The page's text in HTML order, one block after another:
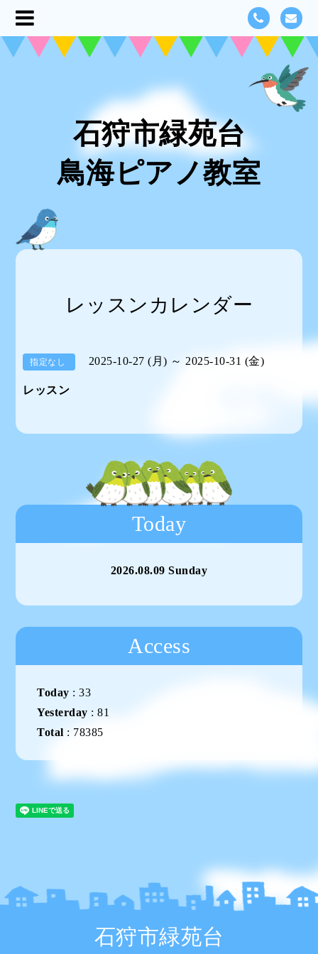
石狩市緑苑台
鳥海ピアノ教室
レッスンカレンダー
指定なし 2025-10-27 (月) ～ 2025-10-31 (金)
レッスン
Today
2026.08.09 Sunday
Access
Today :33
Yesterday :81
Total : 78385
石狩市緑苑台